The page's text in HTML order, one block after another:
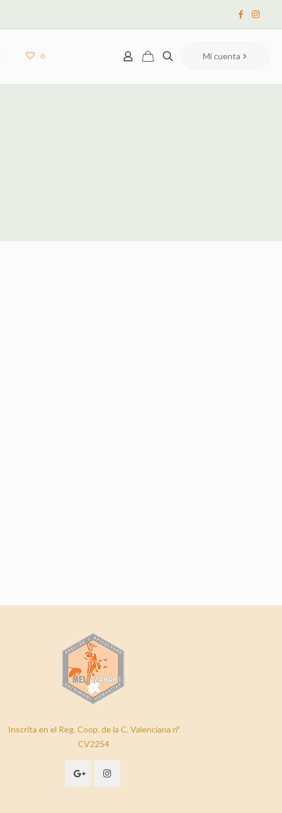
0 Mi cuenta
Inscrita en el Reg. Coop. de la C. Valenciana nº
CV2254